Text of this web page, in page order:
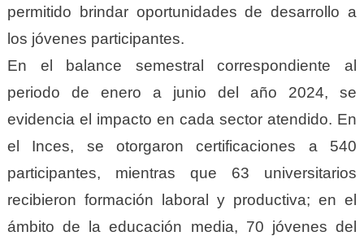
permitido brindar oportunidades de desarrollo a
los jóvenes participantes.
En el balance semestral correspondiente al
periodo de enero a junio del año 2024, se
evidencia el impacto en cada sector atendido. En
el Inces, se otorgaron certificaciones a 540
participantes, mientras que 63 universitarios
recibieron formación laboral y productiva; en el
ámbito de la educación media, 70 jóvenes del